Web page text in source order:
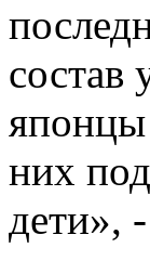
них
дети»,